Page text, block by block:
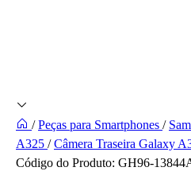
/ Peças para Smartphones /
A325 / Câmera Traseira Galaxy
Código do Produto: GH96-